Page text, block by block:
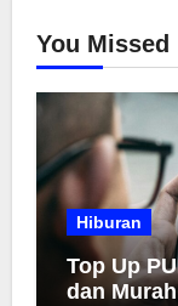
You Missed
Hiburan
Top Up
dan